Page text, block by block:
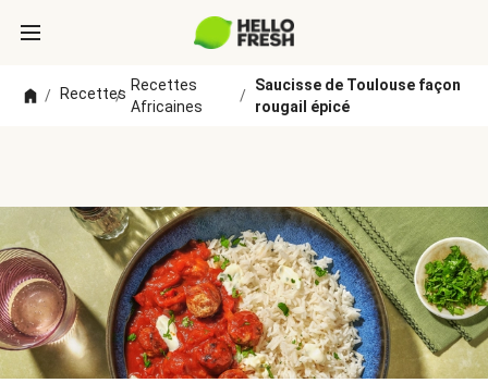
/ Recettes
/
Recettes
Africaines
/
Saucisse de Toulouse façon
rougail épicé